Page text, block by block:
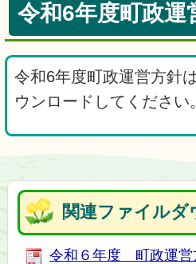
令和6年度町政運
令和6年度町政運営方針
ウンロードしてください。
関連ファイルダ
令和６年度 町政運営